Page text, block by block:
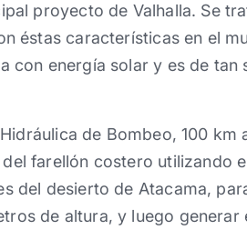
proyecto de Valhalla. Se
éstas características en el
con energía solar y es de tan
de Bombeo, 100 km
farellón costero utilizando
del desierto de Atacama,
de altura, y luego